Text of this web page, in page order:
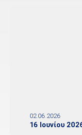
02.06.2026
16 Ιουνίου